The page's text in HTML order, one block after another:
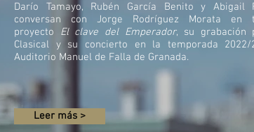
Darío Tamayo, Rubén García Benito y Abigail
conversan con Jorge Rodríguez Morata en
proyecto El clave del Emperador, su grabación
Clasical y su concierto en la temporada 2022/
Auditorio Manuel de Falla de Granada.
Leer más >